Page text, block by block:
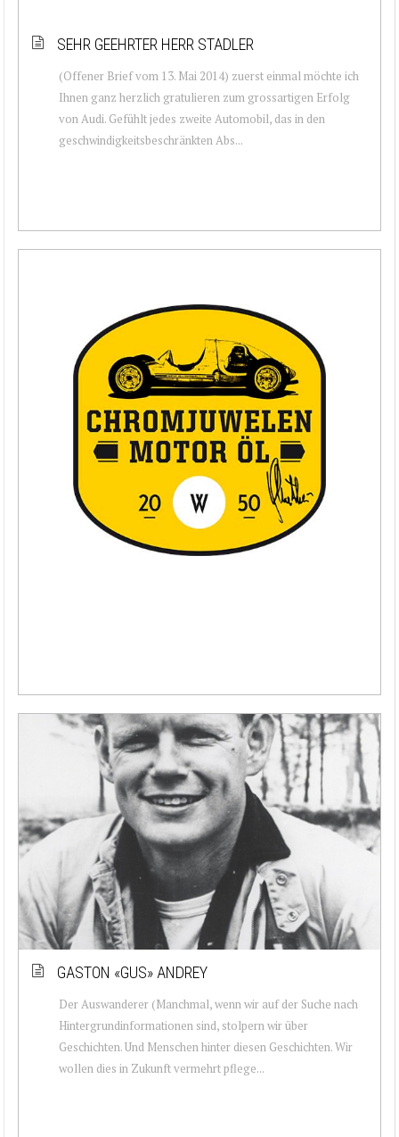
SEHR GEEHRTER HERR STADLER
(Offener Brief vom 13. Mai 2014) zuerst einmal möchte ich
Ihnen ganz herzlich gratulieren zum grossartigen Erfolg
von Audi. Gefühlt jedes zweite Automobil, das in den
geschwindigkeitsbeschränkten Abs...
GASTON «GUS» ANDREY
Der Auswanderer (Manchmal, wenn wir auf der Suche nach
Hintergrundinformationen sind, stolpern wir über
Geschichten. Und Menschen hinter diesen Geschichten. Wir
wollen dies in Zukunft vermehrt pflege...